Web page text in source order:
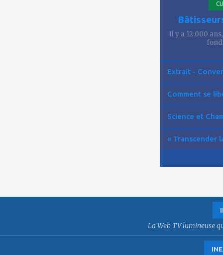
Il y a 12.000
Extrait -
Comment se
Science et
« Transcender
La Web TV lumineuse